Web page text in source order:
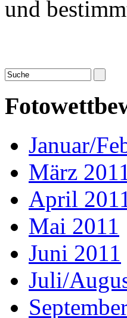
und
Januar/
März
April
Mai 2011
Juni 2011
Juli/